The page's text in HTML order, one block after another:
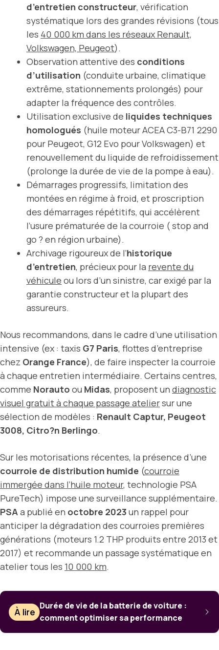
d’entretien constructeur, vérification
systématique lors des grandes révisions (tous
les 40 000 km dans les réseaux Renault,
Volkswagen, Peugeot).
Observation attentive des conditions
d’utilisation (conduite urbaine, climatique
extrême, stationnements prolongés) pour
adapter la fréquence des contrôles.
Utilisation exclusive de liquides techniques
homologués (huile moteur ACEA C3-B71 2290
pour Peugeot, G12 Evo pour Volkswagen) et
renouvellement du liquide de refroidissement
(prolonge la durée de vie de la pompe à eau).
Démarrages progressifs, limitation des
montées en régime à froid, et proscription
des démarrages répétitifs, qui accélèrent
l’usure prématurée de la courroie ( stop and
go ? en région urbaine).
Archivage rigoureux de l’historique
d’entretien, précieux pour la revente du
véhicule ou lors d’un sinistre, car exigé par la
garantie constructeur et la plupart des
assureurs.
Nous recommandons, dans le cadre d’une utilisation
intensive (ex : taxis G7 Paris, flottes d’entreprise
chez Orange France), de faire inspecter la courroie
à chaque entretien intermédiaire. Certains centres,
comme Norauto ou Midas, proposent un diagnostic
visuel gratuit à chaque passage ateliersur une
sélection de modèles : Renault Captur, Peugeot
3008, Citro?n Berlingo.
Sur les motorisations récentes, la présence d’une
courroie de distribution humide (courroie
immergée dans l’huile moteur, technologie PSA
PureTech) impose une surveillance supplémentaire.
PSA a publié en octobre 2023 un rappel pour
anticiper la dégradation des courroies premières
générations (moteurs 1.2 THP produits entre 2013 et
2017) et recommande un passage systématique en
atelier tous les 10 000 km.
À lire
Durée de vie de la batterie de voiture :
comment optimiser sa performance